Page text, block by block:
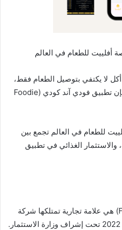
أفلييت للطعام في العالم
لا يكتفي بتوصيل الطعام فقط،
بل يتيح لك الربح من الطلبات، فإن تطبيق فودي آند كودي (Foodie
للطعام في العالم تجمع بين
والاستثمار الغذائي في تطبيق
فودي آند كودي (Foodie & Codi) هي علامة تجارية تمتلكها شركة